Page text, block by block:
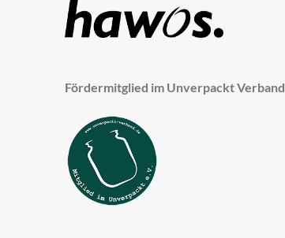
Fördermitglied im Unverpackt Verband